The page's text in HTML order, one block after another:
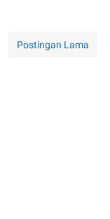
Postingan Lama